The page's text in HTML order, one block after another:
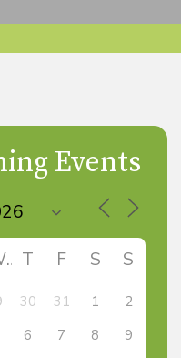
Events
W T F S S
30 31 1
2
6 7 8
9